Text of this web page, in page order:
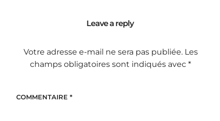
Leave a reply
Votre adresse e-mail ne sera pas publiée. Les
champs obligatoires sont indiqués avec*
COMMENTAIRE *